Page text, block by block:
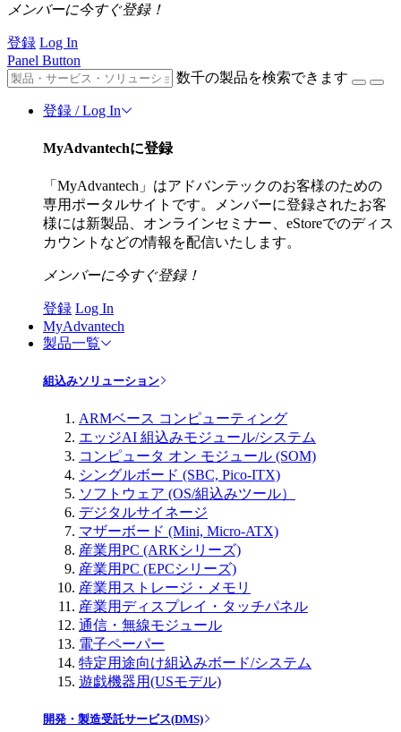
メンバーに今すぐ登録！
登録 Log In
Panel Button
数千の製品を検索できます
登録 / Log In
MyAdvantechに登録
「MyAdvantech」はアドバンテックのお客様のための
専用ポータルサイトです。メンバーに登録されたお客
様には新製品、オンラインセミナー、eStoreでのディス
カウントなどの情報を配信いたします。
メンバーに今すぐ登録！
登録 Log In
MyAdvantech
製品一覧
組込みソリューション
ARMベース コンピューティング
エッジAI 組込みモジュール/システム
コンピュータ オン モジュール (SOM)
シングルボード (SBC, Pico-ITX)
ソフトウェア (OS/組込みツール）
デジタルサイネージ
マザーボード (Mini, Micro-ATX)
産業用PC (ARKシリーズ)
産業用PC (EPCシリーズ)
産業用ストレージ・メモリ
産業用ディスプレイ・タッチパネル
通信・無線モジュール
電子ペーパー
特定用途向け組込みボード/システム
遊戯機器用(USモデル)
開発・製造受託サービス(DMS)